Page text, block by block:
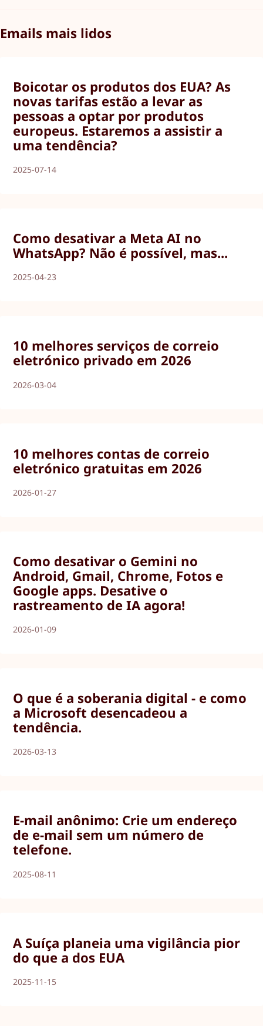
Emails mais lidos
Boicotar os produtos dos EUA? As
novas tarifas estão a levar as
pessoas a optar por produtos
europeus. Estaremos a assistir a
uma tendência?
2025-07-14
Como desativar a Meta AI no
WhatsApp? Não é possível, mas...
2025-04-23
10 melhores serviços de correio
eletrónico privado em 2026
2026-03-04
10 melhores contas de correio
eletrónico gratuitas em 2026
2026-01-27
Como desativar o Gemini no
Android, Gmail, Chrome, Fotos e
Google apps. Desative o
rastreamento de IA agora!
2026-01-09
O que é a soberania digital - e como
a Microsoft desencadeou a
tendência.
2026-03-13
E-mail anônimo: Crie um endereço
de e-mail sem um número de
telefone.
2025-08-11
A Suíça planeia uma vigilância pior
do que a dos EUA
2025-11-15